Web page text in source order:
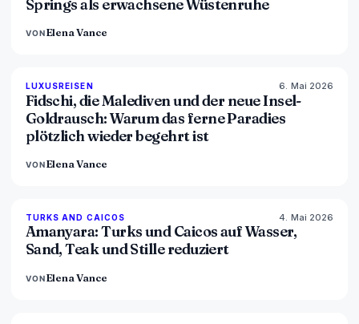
Springs als erwachsene Wüstenruhe
VONElena Vance
84% 76
LUXUSREISEN 6. Mai 2026
Fidschi, die Malediven und der neue Insel-
Goldrausch: Warum das ferne Paradies
plötzlich wieder begehrt ist
VONElena Vance
96% 60
TURKS AND CAICOS 4. Mai 2026
Amanyara: Turks und Caicos auf Wasser,
Sand, Teak und Stille reduziert
VONElena Vance